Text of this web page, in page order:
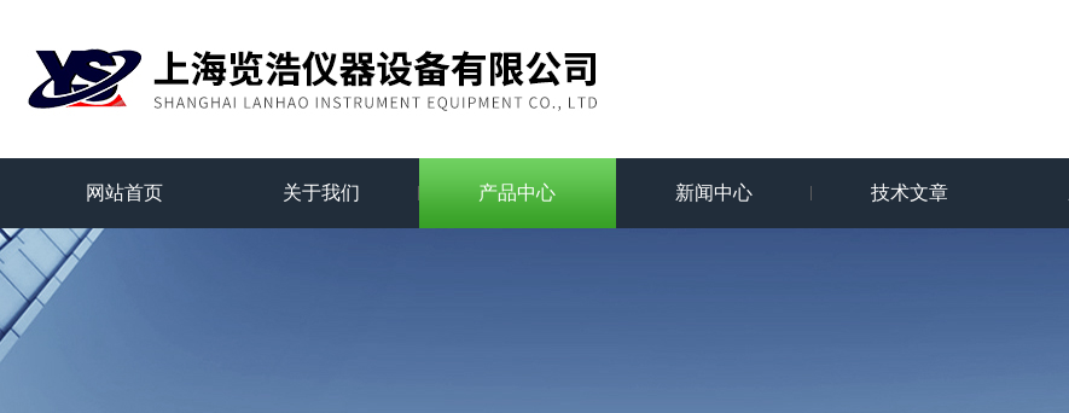
网站首页 关于我们 产品中心 新闻中心 技术文章